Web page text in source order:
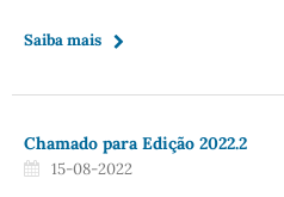
Saiba mais
Chamado para Edição 2022.2
15-08-2022